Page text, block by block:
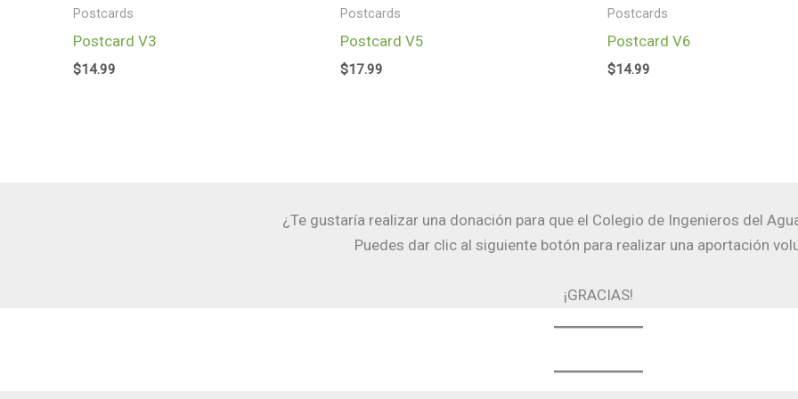
Postcards
Postcard V3
$14.99
Postcards
Postcard V5
$17.99
Postcards
Postcard V6
$14.99
¿Te gustaría realizar una donación para que el Colegio de Ingenieros del
Puedes dar clic al siguiente botón para realizar una aportación
¡GRACIAS!